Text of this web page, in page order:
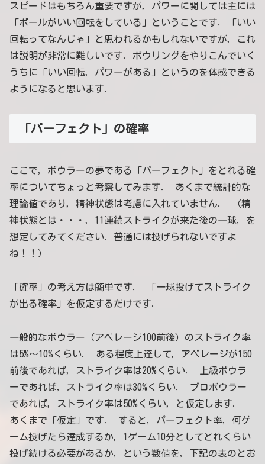
スピードはもちろん重要ですが，パワーに関しては主には
「ボールがいい回転をしている」ということです．「いい
回転ってなんじゃ」と思われるかもしれないですが，これ
は説明が非常に難しいです．ボウリングをやりこんでいく
うちに「いい回転，パワーがある」というのを体感できる
ようになると思います．
「パーフェクト」の確率
ここで，ボウラーの夢である「パーフェクト」をとれる確
率についてちょっと考察してみます． あくまで統計的な
理論値であり，精神状態は考慮に入れていません． （精
神状態とは・・・，11連続ストライクが来た後の一球，を
想定してみてください．普通には投げられないですよ
ね！！）
「確率」の考え方は簡単です． 「一球投げてストライク
が出る確率」を仮定するだけです．
一般的なボウラー（アベレージ100前後）のストライク率
は5%〜10%くらい． ある程度上達して，アベレージが150
前後であれば，ストライク率は20%くらい． 上級ボウラ
ーであれば，ストライク率は30%くらい． プロボウラー
であれば，ストライク率は50%くらい，と仮定します．
あくまで「仮定」です． すると，パーフェクト率，何ゲ
ーム投げたら達成するか，1ゲーム10分としてどれくらい
投げ続ける必要があるか，という数値を，下記の表のとお